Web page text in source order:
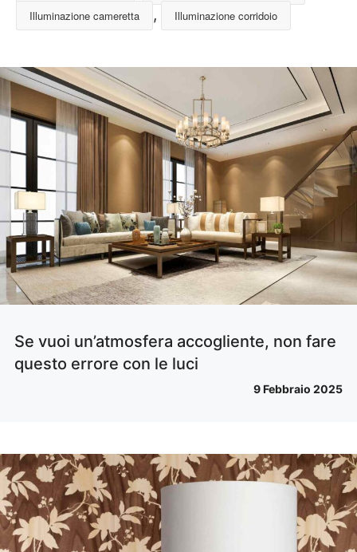
Illuminazione cameretta , Illuminazione corridoio
Se vuoi un’atmosfera accogliente, non fare
questo errore con le luci
9 Febbraio 2025